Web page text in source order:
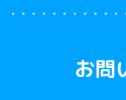
お問